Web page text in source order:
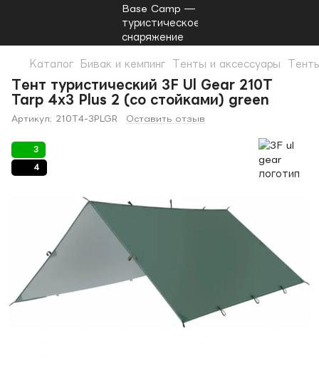
Каталог Бивак и кемпинг Тенты и аксессуары
Тент туристический 3F Ul Gear 210T
Tarp 4х3 Plus 2 (со стойками) green
Артикул: 210T4-3PLGR Оставить отзыв
3
4